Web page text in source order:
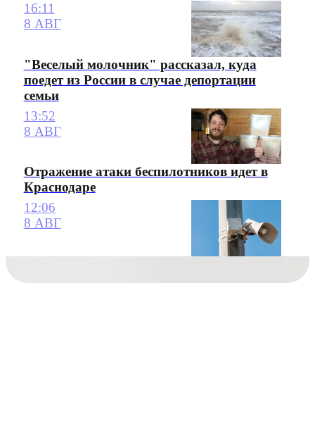
16:11
8 АВГ
"Веселый молочник" рассказал, куда
поедет из России в случае депортации
семьи
13:52
8 АВГ
Отражение атаки беспилотников идет в
Краснодаре
12:06
8 АВГ